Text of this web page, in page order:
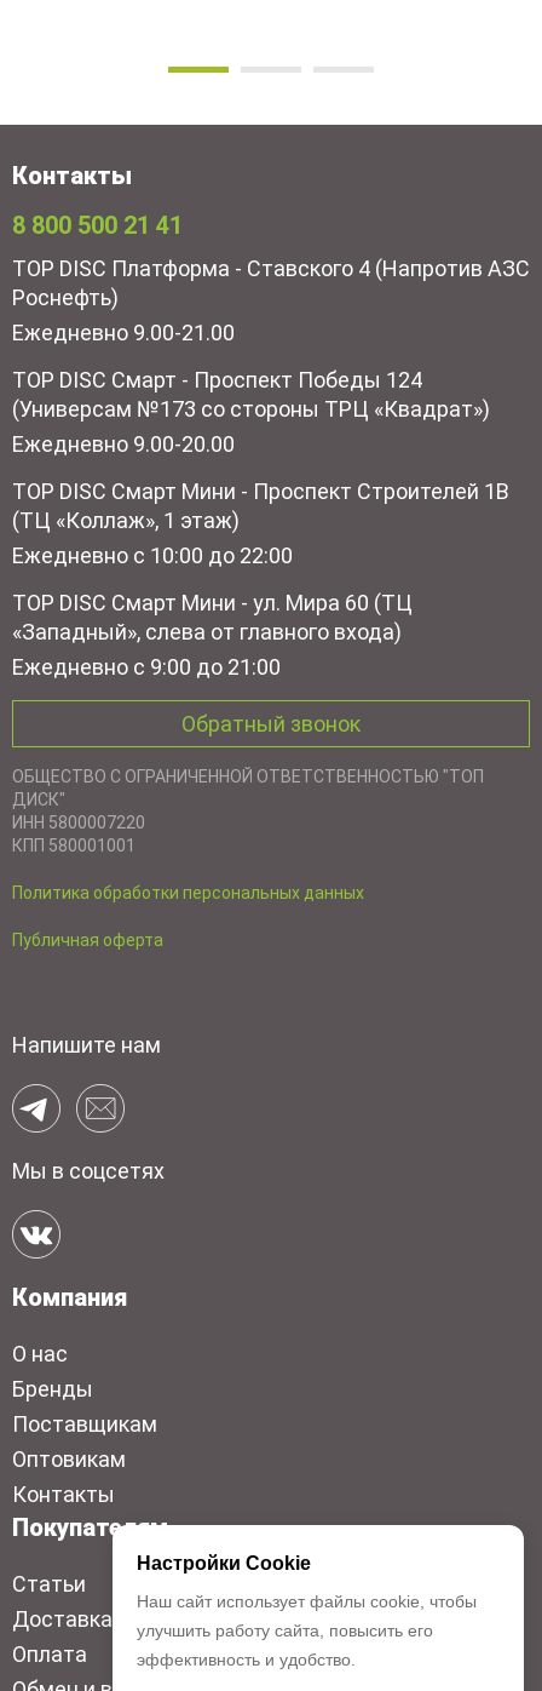
Контакты
8 800 500 21 41
TOP DISC Платформа - Ставского 4 (Напротив АЗС
Роснефть)
Ежедневно 9.00-21.00
TOP DISC Смарт - Проспект Победы 124
(Универсам №173 со стороны ТРЦ «Квадрат»)
Ежедневно 9.00-20.00
TOP DISC Смарт Мини - Проспект Строителей 1В
(ТЦ «Коллаж», 1 этаж)
Ежедневно с 10:00 до 22:00
TOP DISC Смарт Мини - ул. Мира 60 (ТЦ
«Западный», слева от главного входа)
Ежедневно с 9:00 до 21:00
Обратный звонок
ОБЩЕСТВО С ОГРАНИЧЕННОЙ ОТВЕТСТВЕННОСТЬЮ "ТОП
ДИСК"
ИНН 5800007220
КПП 580001001
Политика обработки персональных данных
Публичная оферта
Напишите нам
Мы в соцсетях
Компания
О нас
Бренды
Поставщикам
Оптовикам
Контакты
Покупателям
Статьи
Доставка
Оплата
Настройки Cookie
Наш сайт использует файлы cookie, чтобы
улучшить работу сайта, повысить его
эффективность и удобство.